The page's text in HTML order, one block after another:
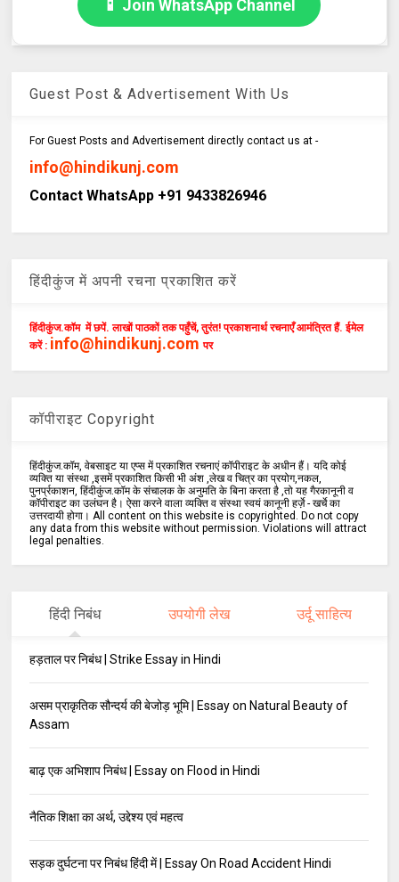
📱 Join WhatsApp Channel
Guest Post & Advertisement With Us
For Guest Posts and Advertisement directly contact us at -
info@hindikunj.com
Contact WhatsApp +91 9433826946
हिंदीकुंज में अपनी रचना प्रकाशित करें
हिंदीकुंज.कॉम में छपें. लाखों पाठकों तक पहुँचें, तुरंत! प्रकाशनार्थ रचनाएँ आमंत्रित हैं. ईमेल
करें : info@hindikunj.com पर
कॉपीराइट Copyright
हिंदीकुंज.कॉम, वेबसाइट या एप्स में प्रकाशित रचनाएं कॉपीराइट के अधीन हैं। यदि कोई
व्यक्ति या संस्था ,इसमें प्रकाशित किसी भी अंश ,लेख व चित्र का प्रयोग,नकल,
पुनर्प्रकाशन, हिंदीकुंज.कॉम के संचालक के अनुमति के बिना करता है ,तो यह गैरकानूनी व
कॉपीराइट का उलंघन है। ऐसा करने वाला व्यक्ति व संस्था स्वयं कानूनी हर्ज़े - खर्चे का
उत्तरदायी होगा। All content on this website is copyrighted. Do not copy
any data from this website without permission. Violations will attract
legal penalties.
हिंदी निबंध उपयोगी लेख उर्दू साहित्य
हड़ताल पर निबंध | Strike Essay in Hindi
असम प्राकृतिक सौन्दर्य की बेजोड़ भूमि | Essay on Natural Beauty of
Assam​
बाढ़ एक अभिशाप निबंध | Essay on Flood in Hindi
नैतिक शिक्षा का अर्थ, उद्देश्य एवं महत्व
सड़क दुर्घटना पर निबंध हिंदी में | Essay On Road Accident Hindi